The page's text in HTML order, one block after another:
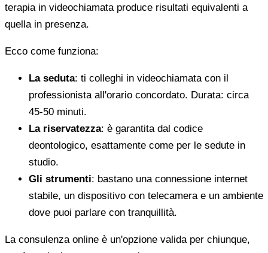
terapia in videochiamata produce risultati equivalenti a
quella in presenza.
Ecco come funziona:
La seduta: ti colleghi in videochiamata con il
professionista all'orario concordato. Durata: circa
45-50 minuti.
La riservatezza: è garantita dal codice
deontologico, esattamente come per le sedute in
studio.
Gli strumenti: bastano una connessione internet
stabile, un dispositivo con telecamera e un ambiente
dove puoi parlare con tranquillità.
La consulenza online è un'opzione valida per chiunque,